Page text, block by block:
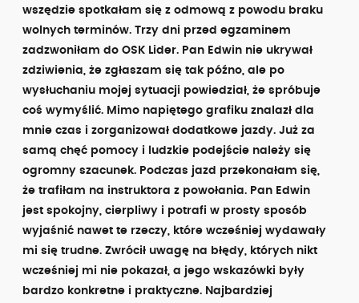
wszędzie spotkałam się z odmową z powodu braku
wolnych terminów. Trzy dni przed egzaminem
zadzwoniłam do OSK Lider. Pan Edwin nie ukrywał
zdziwienia, że zgłaszam się tak późno, ale po
wysłuchaniu mojej sytuacji powiedział, że spróbuje
coś wymyślić. Mimo napiętego grafiku znalazł dla
mnie czas i zorganizował dodatkowe jazdy. Już za
samą chęć pomocy i ludzkie podejście należy się
ogromny szacunek. Podczas jazd przekonałam się,
że trafiłam na instruktora z powołania. Pan Edwin
jest spokojny, cierpliwy i potrafi w prosty sposób
wyjaśnić nawet te rzeczy, które wcześniej wydawały
mi się trudne. Zwrócił uwagę na błędy, których nikt
wcześniej mi nie pokazał, a jego wskazówki były
bardzo konkretne i praktyczne. Najbardziej